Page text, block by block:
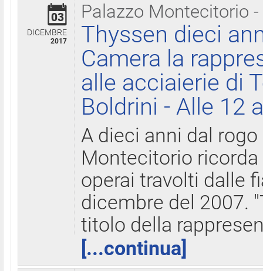
Palazzo Montecitorio
03
DICEMBRE
2017
Thyssen dieci
Camera la
alle acciaierie di
Boldrini - Alle 12
A dieci anni dal
Montecitorio
operai travolti dalle
dicembre del 2007.
titolo della
[...continua]